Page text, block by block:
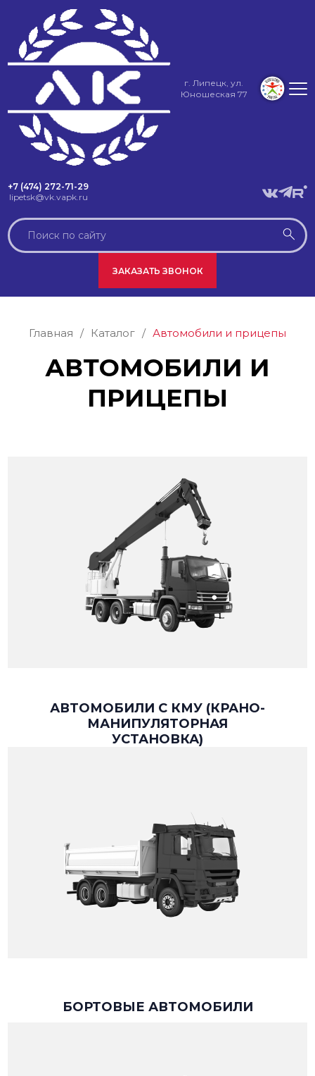
г. Липецк, ул.
Юношеская 77
+7 (474) 272-71-29
lipetsk@vk.vapk.ru
ЗАКАЗАТЬ ЗВОНОК
Главная / Каталог / Автомобили и прицепы
АВТОМОБИЛИ И
ПРИЦЕПЫ
АВТОМОБИЛИ С КМУ (КРАНО-
МАНИПУЛЯТОРНАЯ
УСТАНОВКА)
БОРТОВЫЕ АВТОМОБИЛИ